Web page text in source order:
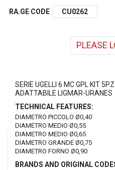
RA.GE CODE CU0262
PLEASE
SERIE UGELLI 6 MC GPL KIT 5PZ
ADATTABILE LIGMAR-URANES
TECHNICAL FEATURES:
DIAMETRO PICCOLO Ø0,40
DIAMETRO MEDIO Ø0,55
DIAMETRO MEDIO Ø0,65
DIAMETRO GRANDE Ø0,75
DIAMETRO FORNO Ø0,90
BRANDS AND ORIGINAL